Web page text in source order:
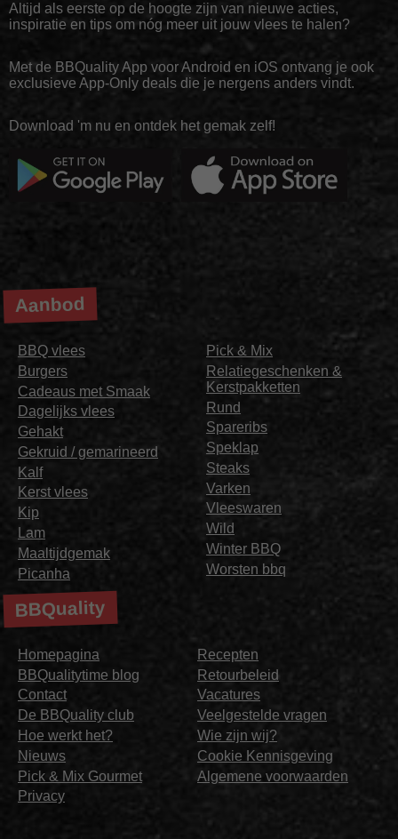
Altijd als eerste op de hoogte zijn van nieuwe acties,
inspiratie en tips om nóg meer uit jouw vlees te halen?
Met de BBQuality App voor Android en iOS ontvang je ook
exclusieve App-Only deals die je nergens anders vindt.
Download 'm nu en ontdek het gemak zelf!
Aanbod
BBQ vlees
Burgers
Cadeaus met Smaak
Dagelijks vlees
Gehakt
Gekruid / gemarineerd
Kalf
Kerst vlees
Kip
Lam
Maaltijdgemak
Picanha
Pick & Mix
Relatiegeschenken &
Kerstpakketten
Rund
Spareribs
Speklap
Steaks
Varken
Vleeswaren
Wild
Winter BBQ
Worsten bbq
BBQuality
Homepagina
BBQualitytime blog
Contact
De BBQuality club
Hoe werkt het?
Nieuws
Pick & Mix Gourmet
Privacy
Recepten
Retourbeleid
Vacatures
Veelgestelde vragen
Wie zijn wij?
Cookie Kennisgeving
Algemene voorwaarden